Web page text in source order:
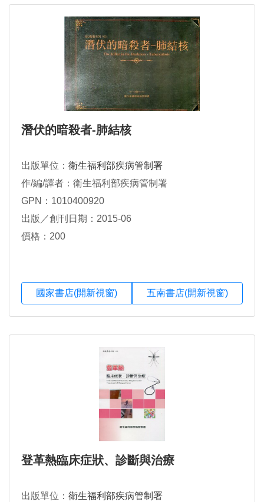
潛伏的暗殺者-肺結核
出版單位： 衛生福利部疾病管制署
作/編/譯者：衛生福利部疾病管制署
GPN：1010400920
出版／創刊日期：2015-06
價格：200
國家書店(開新視窗) 五南書店(開新視窗)
登革熱臨床症狀、診斷與治療
出版單位： 衛生福利部疾病管制署